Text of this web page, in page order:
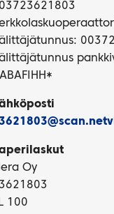
Oy
100